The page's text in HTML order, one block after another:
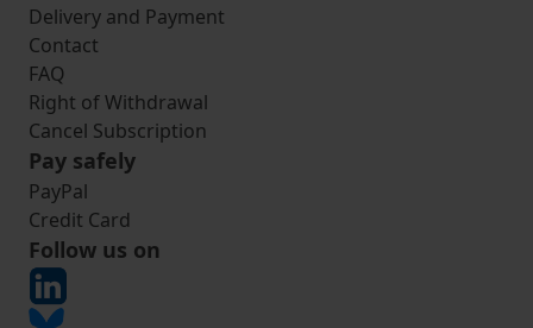
Delivery and Payment
Contact
FAQ
Right of Withdrawal
Cancel Subscription
Pay safely
PayPal
Credit Card
Follow us on